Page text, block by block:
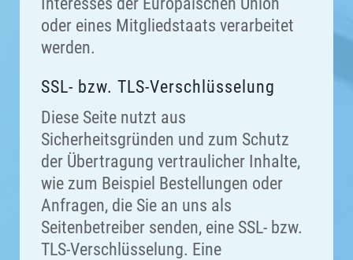
oder eines Mitgliedstaats verarbeitet
werden.
SSL- bzw. TLS-Verschlüsselung
Diese Seite nutzt aus
Sicherheitsgründen und zum Schutz
der Übertragung vertraulicher Inhalte,
wie zum Beispiel Bestellungen oder
Anfragen, die Sie an uns als
Seitenbetreiber senden, eine SSL- bzw.
TLS-Verschlüsselung. Eine